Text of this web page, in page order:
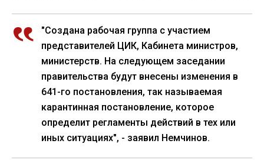
"Создана рабочая группа с участием
представителей ЦИК, Кабинета министров,
министерств. На следующем заседании
правительства будут внесены изменения в
641-го постановления, так называемая
карантинная постановление, которое
определит регламенты действий в тех или
иных ситуациях", - заявил Немчинов.